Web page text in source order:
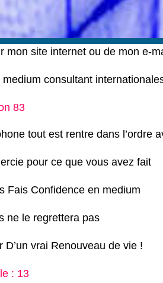
mon site internet ou de mon e-
consultant
83
tout est rentre dans l’ordre
pour ce que vous avez fait
Fais Confidence en medium
ne le regrettera pas
vrai Renouveau de vie !
: 13